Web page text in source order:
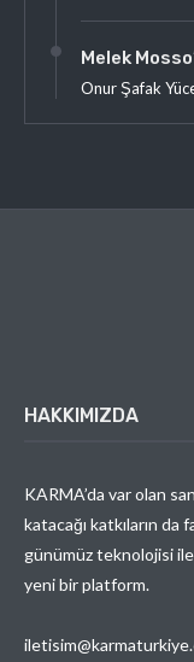
Melek
Onur Şafak
HAKKIMIZDA
KARMA’da var olan
katacağı katkıların
günümüz teknolojisi
yeni bir platform.